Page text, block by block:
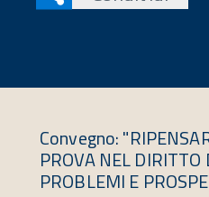
Convegno:
PROVA NEL DIRITTO
PROBLEMI E